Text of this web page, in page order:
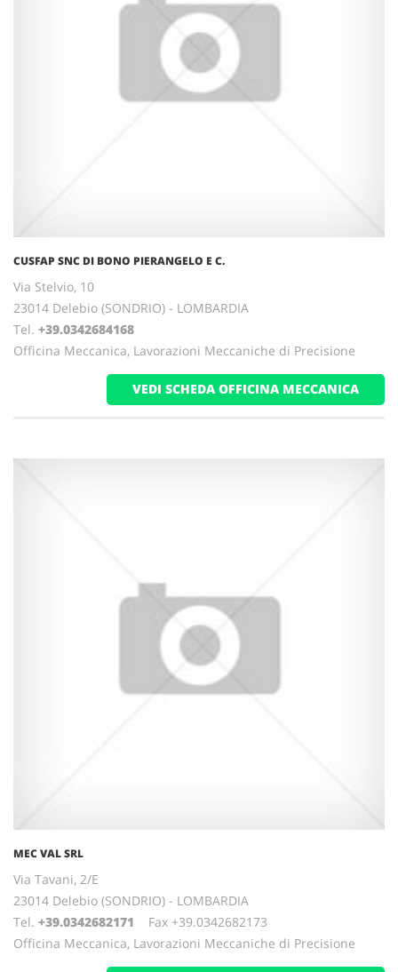
CUSFAP SNC DI BONO PIERANGELO E C.
Via Stelvio, 10
23014 Delebio (SONDRIO) - LOMBARDIA
Tel. +39.0342684168
Officina Meccanica, Lavorazioni Meccaniche di Precisione
VEDI SCHEDA OFFICINA MECCANICA
MEC VAL SRL
Via Tavani, 2/E
23014 Delebio (SONDRIO) - LOMBARDIA
Tel. +39.0342682171 Fax +39.0342682173
Officina Meccanica, Lavorazioni Meccaniche di Precisione